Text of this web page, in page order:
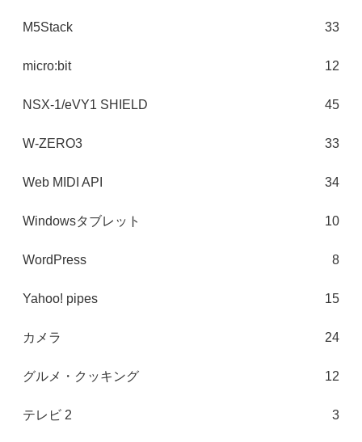
M5Stack 33
micro:bit 12
NSX-1/eVY1 SHIELD 45
W-ZERO3 33
Web MIDI API 34
Windowsタブレット 10
WordPress 8
Yahoo! pipes 15
カメラ 24
グルメ・クッキング 12
テレビ 2 3